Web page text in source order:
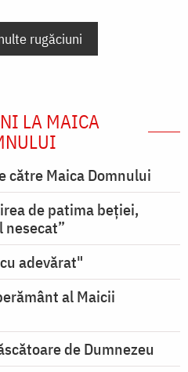
rugăciuni
LA MAICA
către Maica Domnului
de patima beției,
adevărat"
al Maicii
de Dumnezeu